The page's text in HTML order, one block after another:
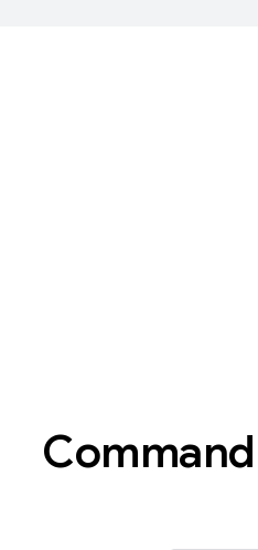
‫Command